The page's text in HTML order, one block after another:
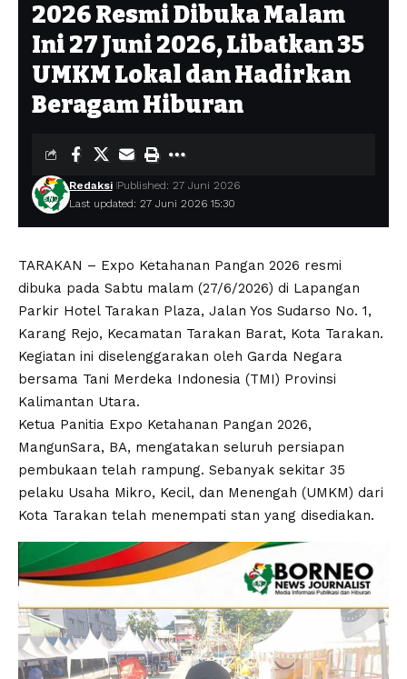
2026 Resmi Dibuka Malam
Ini 27 Juni 2026, Libatkan 35
UMKM Lokal dan Hadirkan
Beragam Hiburan
Last updated: 27 Juni 2026 15:30
Redaksi Published: 27 Juni 2026
TARAKAN – Expo Ketahanan Pangan 2026 resmi
dibuka pada Sabtu malam (27/6/2026) di Lapangan
Parkir Hotel Tarakan Plaza, Jalan Yos Sudarso No. 1,
Karang Rejo, Kecamatan Tarakan Barat, Kota Tarakan.
Kegiatan ini diselenggarakan oleh Garda Negara
bersama Tani Merdeka Indonesia (TMI) Provinsi
Kalimantan Utara.
Ketua Panitia Expo Ketahanan Pangan 2026,
MangunSara, BA, mengatakan seluruh persiapan
pembukaan telah rampung. Sebanyak sekitar 35
pelaku Usaha Mikro, Kecil, dan Menengah (UMKM) dari
Kota Tarakan telah menempati stan yang disediakan.